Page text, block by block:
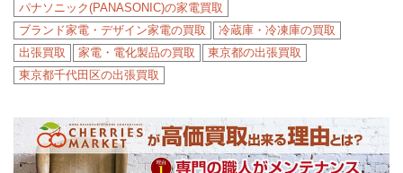
パナソニック(PANASONIC)の家電買取
ブランド家電・デザイン家電の買取
冷蔵庫・冷凍庫の買取
出張買取
家電・電化製品の買取
東京都の出張買取
東京都千代田区の出張買取